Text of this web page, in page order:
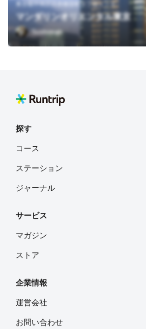
東京都中央区日本橋室町２丁目１－１
マンダリンオリエンタル東京
Sushiman
探す
コース
ステーション
ジャーナル
サービス
マガジン
ストア
企業情報
運営会社
お問い合わせ